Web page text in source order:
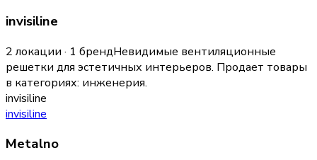
invisiline
2 локации · 1 брендНевидимые вентиляционные
решетки для эстетичных интерьеров. Продает товары
в категориях: инженерия.
invisiline
invisiline
Metalno